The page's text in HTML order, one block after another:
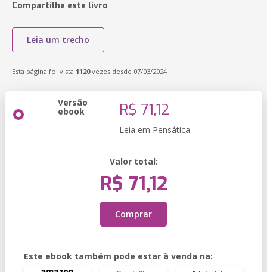
Compartilhe este livro
Leia um trecho
Esta página foi vista 1120vezes desde 07/03/2024
Versão
ebook R$ 71,12
Leia em Pensática
Valor total:
R$ 71,12
Comprar
Este ebook também pode estar à venda na: